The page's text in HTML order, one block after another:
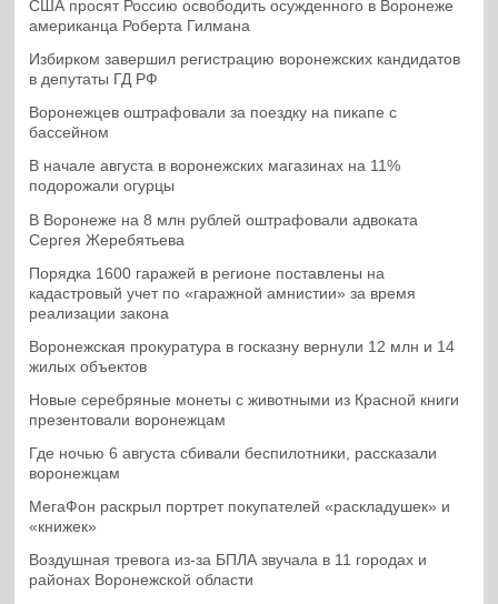
США просят Россию освободить осужденного в Воронеже
американца Роберта Гилмана
Избирком завершил регистрацию воронежских кандидатов
в депутаты ГД РФ
Воронежцев оштрафовали за поездку на пикапе с
бассейном
В начале августа в воронежских магазинах на 11%
подорожали огурцы
В Воронеже на 8 млн рублей оштрафовали адвоката
Сергея Жеребятьева
Порядка 1600 гаражей в регионе поставлены на
кадастровый учет по «гаражной амнистии» за время
реализации закона
Воронежская прокуратура в госказну вернули 12 млн и 14
жилых объектов
Новые серебряные монеты с животными из Красной книги
презентовали воронежцам
Где ночью 6 августа сбивали беспилотники, рассказали
воронежцам
МегаФон раскрыл портрет покупателей «раскладушек» и
«книжек»
Воздушная тревога из-за БПЛА звучала в 11 городах и
районах Воронежской области